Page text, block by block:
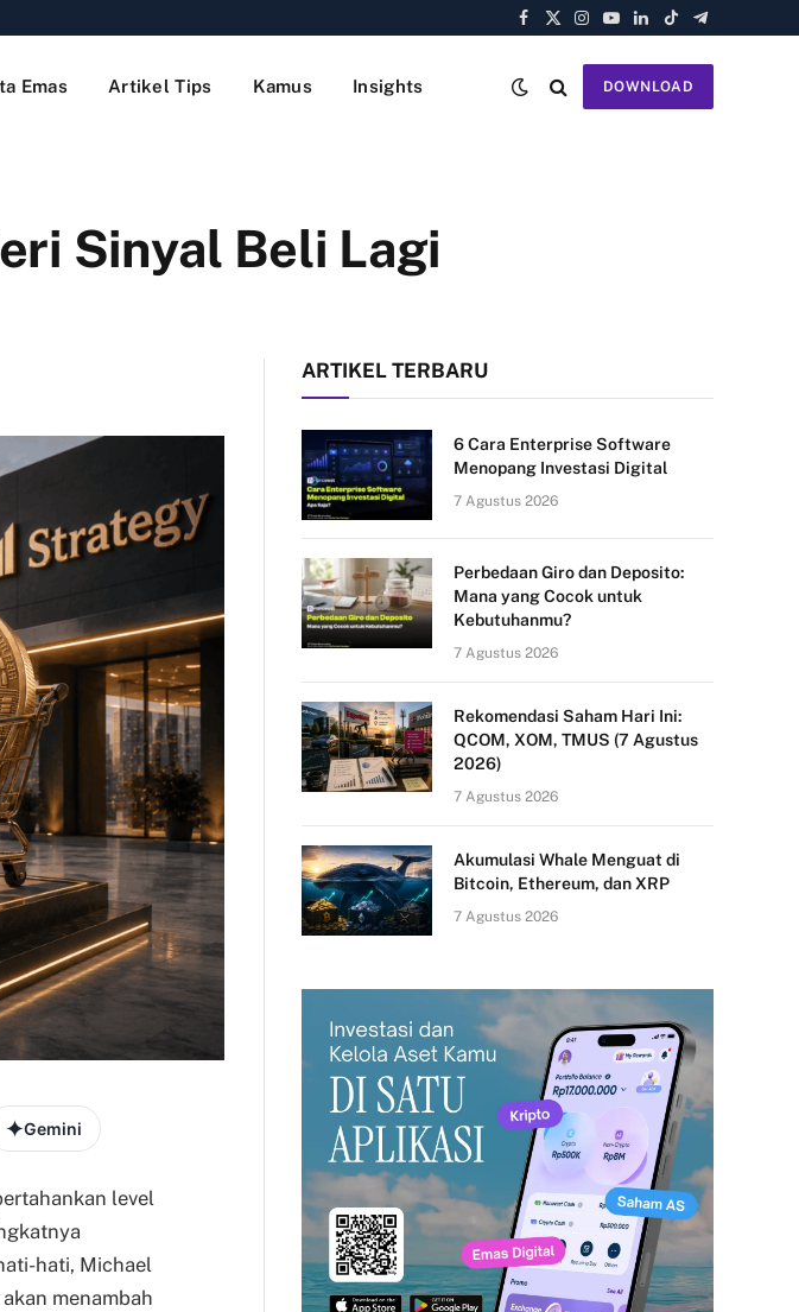
Facebook
X
Instagram
YouTube
LinkedIn
TikTokTelegram
Emas Artikel Tips Kamus Insights DOWNLOAD
Sinyal Beli Lagi
Gemini
level
hati, Michael
menambah
ARTIKEL TERBARU
6 Cara Enterprise Software
Menopang Investasi Digital
7 Agustus 2026
Perbedaan Giro dan Deposito:
Mana yang Cocok untuk
Kebutuhanmu?
7 Agustus 2026
Rekomendasi Saham Hari Ini:
QCOM, XOM, TMUS (7 Agustus
2026)
7 Agustus 2026
Akumulasi Whale Menguat di
Bitcoin, Ethereum, dan XRP
7 Agustus 2026